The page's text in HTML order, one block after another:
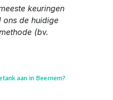
keuringen
ons de huidige
(bv.
aan in Beernem?